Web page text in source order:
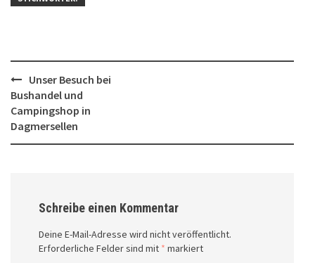
Post
navigation
Unser Besuch bei
Bushandel und
Campingshop in
Dagmersellen
Schreibe einen Kommentar
Deine E-Mail-Adresse wird nicht veröffentlicht.
Erforderliche Felder sind mit * markiert